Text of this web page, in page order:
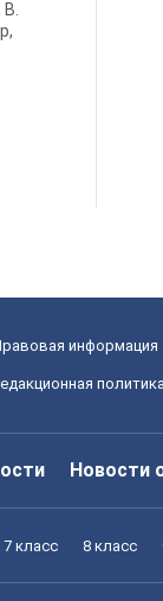
информация
политика
Новости
7 класс 8 класс